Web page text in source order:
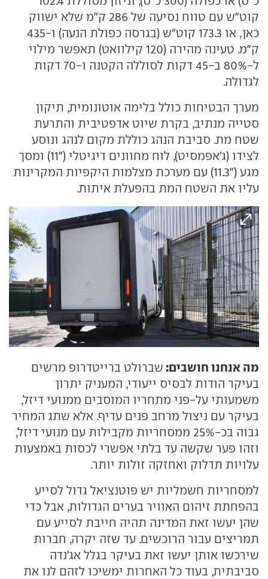
קוט"ש עם טווח נסיעה של 286 ק"מ שלא ישווק
כאן, או 173.3 קוט"ש (בגרסה כפולת הנעה) ו-435
ק"מ. טעינה מהירה (120 קילוואט) תאפשר מילוי
ל-80% ב-45 דקות לסוללה הקטנה ו-70 דקות
לגדולה.
מערך הבטיחות כולל בלימה אוטונומית, תיקון
סטייה מנתיב, בקרת שיוט אדפטיבית והתרעת
שטח מת. סביבת הנהג כוללת מקום לנהג ונוסע
לצידו (ג'אפמסיט), לוח מחוונים דיגיטלי ("11) ומסך
מגע ("11.3) עם מערכת מצלמות היקפיות המקרינות
עליו את השטח המת בהפעלת איתות.
מה אנחנו חושבים: שברולט ברייטדרופ מרשים
בעיקר הודות לבסיס ייעודי, המעניק יתרון
משמעותי על-פני מתחריו המוסבים ממנועי דיזל,
בעיקר עם ניצול מרחב פנים עדיף. אלא שתג המחיר
גבוה בכ-25% ממסחריות מקבילות עם מנועי דיזל,
וזהו פער שקשה עד בלתי אפשרי לכסות באמצעות
עלויות תדלוק ואחזקה זולות יותר.
למסחריות חשמליות יש פוטנציאל גדול לסייע
בהפחתת זיהום האוויר בערים הגדולות, אבל כדי
שהן יעשו זאת המדינה תהיה חייבת לסייע עם
תמריצים עבור הרוכשים. עד שזה יקרה, חברות
שירכשו אותן יעשו זאת בעיקר בגלל אג'נדה
סביבתית, בעוד כל האחרות ימשיכו לזהם לנו את